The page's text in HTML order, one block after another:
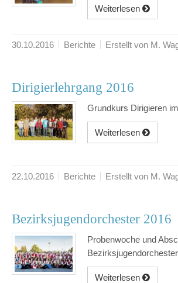
Weiterlesen
30.10.2016 Berichte Erstellt von M.
Dirigierlehrgang 2016
Grundkurs Dirigieren
Weiterlesen
22.10.2016 Berichte Erstellt von M.
Bezirksjugendorchester 2016
Probenwoche und
Weiterlesen